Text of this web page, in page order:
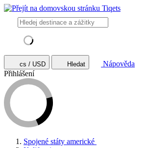
cs / USD Hledat
Nápověda
Přihlášení
Spojené státy americké